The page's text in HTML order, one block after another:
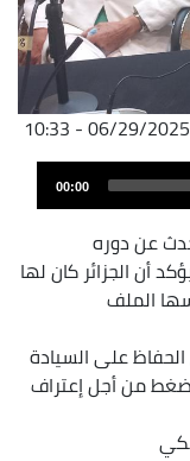
06/29/2025 - 10:33
00:00
عن دوره
أن الجزائر كان لها
الملف
على السيادة
من أجل إعتراف